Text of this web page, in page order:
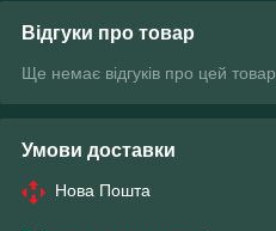
Відгуки про товар
Ще немає відгуків про цей товар
Умови доставки
Нова Пошта